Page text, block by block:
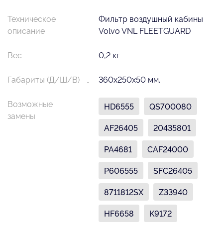
Техническое
описание
Фильтр воздушный кабины
Volvo VNL FLEETGUARD
Вес 0,2 кг
Габариты (Д/Ш/В) 360х250х50 мм.
Возможные
замены
HD6555
QS700080
AF26405
20435801
PA4681
CAF24000
P606555
SFC26405
8711812SX
Z33940
HF6658
K9172